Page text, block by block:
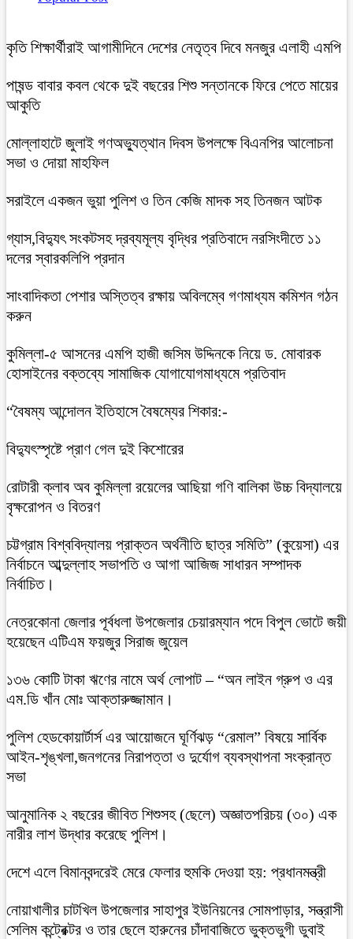
কৃতি শিক্ষার্থীরাই আগামীদিনে দেশের নেতৃত্ব দিবে মনজুর এলাহী এমপি
পাষন্ড বাবার কবল থেকে দুই বছরের শিশু সন্তানকে ফিরে পেতে মায়ের
আকুতি
মোল্লাহাটে জুলাই গণঅভ্যুত্থান দিবস উপলক্ষে বিএনপির আলোচনা
সভা ও দোয়া মাহফিল
সরাইলে একজন ভুয়া পুলিশ ও তিন কেজি মাদক সহ তিনজন আটক
গ্যাস,বিদ্যুৎ সংকটসহ দ্রব্যমূল্য বৃদ্ধির প্রতিবাদে নরসিংদীতে ১১
দলের স্বারকলিপি প্রদান
সাংবাদিকতা পেশার অস্তিত্ব রক্ষায় অবিলম্বে গণমাধ্যম কমিশন গঠন
করুন
কুমিল্লা-৫ আসনের এমপি হাজী জসিম উদ্দিনকে নিয়ে ড. মোবারক
হোসাইনের বক্তব্যে সামাজিক যোগাযোগমাধ্যমে প্রতিবাদ
“বৈষম্য আন্দোলন ইতিহাসে বৈষম্যের শিকার:-
বিদ্যুৎস্পৃষ্টে প্রাণ গেল দুই কিশোরের
রোটারী ক্লাব অব কুমিল্লা রয়েলের আছিয়া গণি বালিকা উচ্চ বিদ্যালয়ে
বৃক্ষরোপন ও বিতরণ
চট্টগ্রাম বিশ্ববিদ্যালয় প্রাক্তন অর্থনীতি ছাত্র সমিতি” (কুয়েসা) এর
নির্বাচনে আব্দুল্লাহ সভাপতি ও আগা আজিজ সাধারন সম্পাদক
নির্বাচিত।
নেত্রকোনা জেলার পূর্বধলা উপজেলার চেয়ারম্যান পদে বিপুল ভোটে জয়ী
হয়েছেন এটিএম ফয়জুর সিরাজ জুয়েল
১৩৬ কোটি টাকা ঋণের নামে অর্থ লোপাট – “অন লাইন গ্রুপ ও এর
এম.ডি খাঁন মোঃ আক্তারুজ্জামান।
পুলিশ হেডকোয়ার্টার্স এর আয়োজনে ঘূর্ণিঝড় “রেমাল” বিষয়ে সার্বিক
আইন-শৃঙ্খলা,জনগনের নিরাপত্তা ও দুর্যোগ ব্যবস্থাপনা সংক্রান্ত
সভা
আনুমানিক ২ বছরের জীবিত শিশুসহ (ছেলে) অজ্ঞাতপরিচয় (৩০) এক
নারীর লাশ উদ্ধার করেছে পুলিশ।
দেশে এলে বিমানবন্দরেই মেরে ফেলার হুমকি দেওয়া হয়: প্রধানমন্ত্রী
নোয়াখালীর চাটখিল উপজেলার সাহাপুর ইউনিয়নের সোমপাড়ার, সন্ত্রাসী
সেলিম কন্ট্রেক্টর ও তার ছেলে হারুনের চাঁদাবাজিতে ভুক্তভুগী ডুবাই